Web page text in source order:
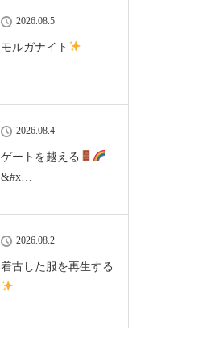
2026.08.5
モルガナイト
2026.08.4
ゲートを越える
&#x…
2026.08.2
着古した服を再生する